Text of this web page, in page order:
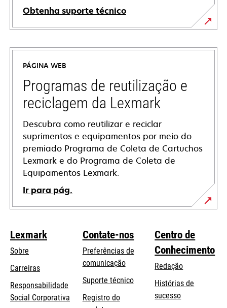
Obtenha suporte técnico
opens
in
new
tab
PÁGINA WEB
Programas de reutilização e
reciclagem da Lexmark
Descubra como reutilizar e reciclar
suprimentos e equipamentos por meio do
premiado Programa de Coleta de Cartuchos
Lexmark e do Programa de Coleta de
Equipamentos Lexmark.
Ir para pág.
Lexmark
Sobre
Carreiras
Responsabilidade
Social Corporativa opens
Contate-nos
Preferências de
comunicação
Suporte técnicoopens
Registro do
Centro de
Conhecimento
Redação
Histórias de
sucesso